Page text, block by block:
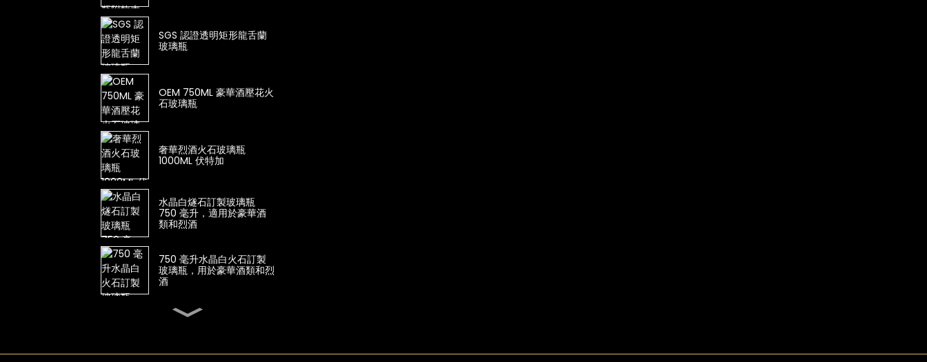
SGS 認證透明矩形龍舌蘭
玻璃瓶
OEM 750ML 豪華酒壓花火
石玻璃瓶
奢華烈酒火石玻璃瓶
1000ML 伏特加
水晶白燧石訂製玻璃瓶
750 毫升，適用於豪華酒
類和烈酒
750 毫升水晶白火石訂製
玻璃瓶，用於豪華酒類和烈
酒